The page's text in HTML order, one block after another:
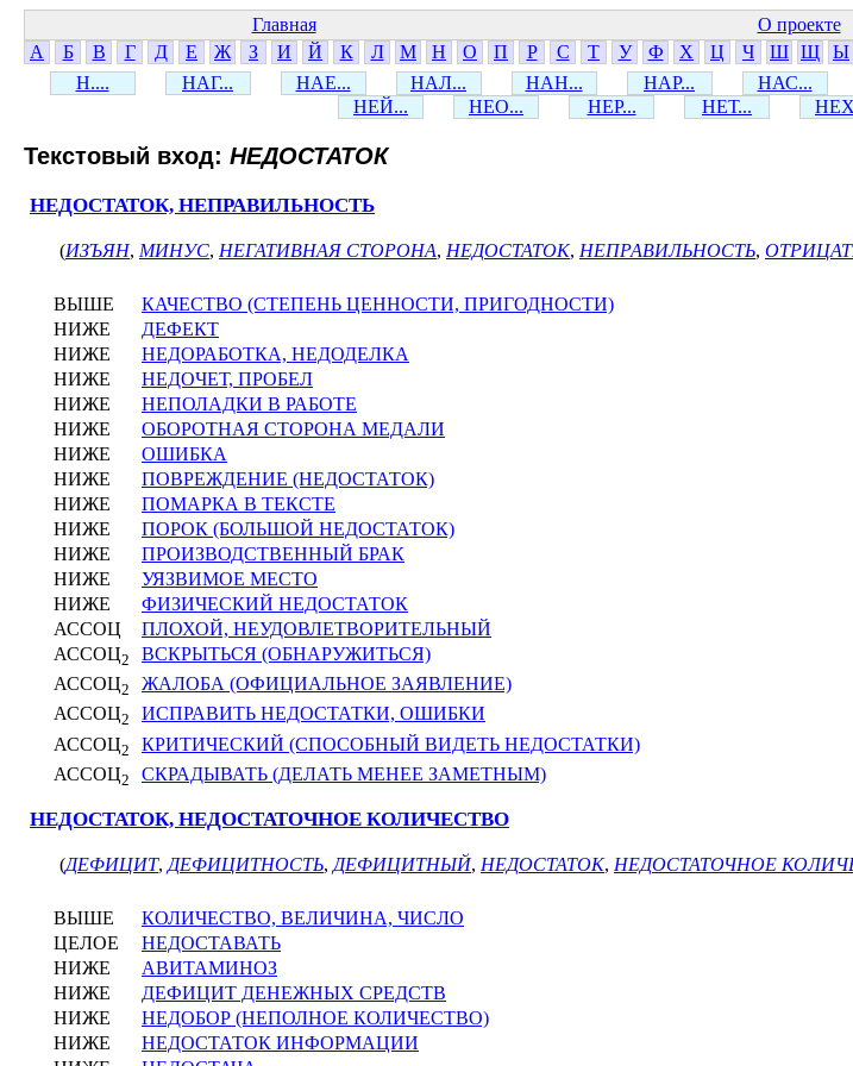
Главная О проекте
А
Б В Г Д Е Ж З И Й К Л М Н О П Р С Т У Ф Х Ц Ч Ш Щ Ы
Н....
НАГ... НАЕ... НАЛ... НАН... НАР... НАС...
НЕЙ...
НЕО... НЕР... НЕТ...
Текстовый вход: НЕДОСТАТОК
НЕДОСТАТОК, НЕПРАВИЛЬНОСТЬ
(ИЗЪЯН, МИНУС, НЕГАТИВНАЯ СТОРОНА, НЕДОСТАТОК, НЕПРАВИЛЬНОСТЬ,
ВЫШЕ
КАЧЕСТВО (СТЕПЕНЬ ЦЕННОСТИ, ПРИГОДНОСТИ)
НИЖЕ
ДЕФЕКТ
НИЖЕ
НЕДОРАБОТКА, НЕДОДЕЛКА
НИЖЕ
НЕДОЧЕТ, ПРОБЕЛ
НИЖЕ
НЕПОЛАДКИ В РАБОТЕ
НИЖЕ
ОБОРОТНАЯ СТОРОНА МЕДАЛИ
НИЖЕ
ОШИБКА
НИЖЕ
ПОВРЕЖДЕНИЕ (НЕДОСТАТОК)
НИЖЕ
ПОМАРКА В ТЕКСТЕ
НИЖЕ
ПОРОК (БОЛЬШОЙ НЕДОСТАТОК)
НИЖЕ
ПРОИЗВОДСТВЕННЫЙ БРАК
НИЖЕ
УЯЗВИМОЕ МЕСТО
НИЖЕ
ФИЗИЧЕСКИЙ НЕДОСТАТОК
АССОЦ
ПЛОХОЙ, НЕУДОВЛЕТВОРИТЕЛЬНЫЙ
АССОЦ2
ВСКРЫТЬСЯ (ОБНАРУЖИТЬСЯ)
АССОЦ2
ЖАЛОБА (ОФИЦИАЛЬНОЕ ЗАЯВЛЕНИЕ)
АССОЦ2
ИСПРАВИТЬ НЕДОСТАТКИ, ОШИБКИ
АССОЦ2
КРИТИЧЕСКИЙ (СПОСОБНЫЙ ВИДЕТЬ НЕДОСТАТКИ)
АССОЦ2 СКРАДЫВАТЬ (ДЕЛАТЬ МЕНЕЕ ЗАМЕТНЫМ)
НЕДОСТАТОК, НЕДОСТАТОЧНОЕ КОЛИЧЕСТВО
(ДЕФИЦИТ, ДЕФИЦИТНОСТЬ, ДЕФИЦИТНЫЙ, НЕДОСТАТОК, НЕДОСТАТОЧНОЕ
ВЫШЕ
КОЛИЧЕСТВО, ВЕЛИЧИНА, ЧИСЛО
ЦЕЛОЕ
НЕДОСТАВАТЬ
НИЖЕ
АВИТАМИНОЗ
НИЖЕ
ДЕФИЦИТ ДЕНЕЖНЫХ СРЕДСТВ
НИЖЕ
НЕДОБОР (НЕПОЛНОЕ КОЛИЧЕСТВО)
НИЖЕ
НЕДОСТАТОК ИНФОРМАЦИИ